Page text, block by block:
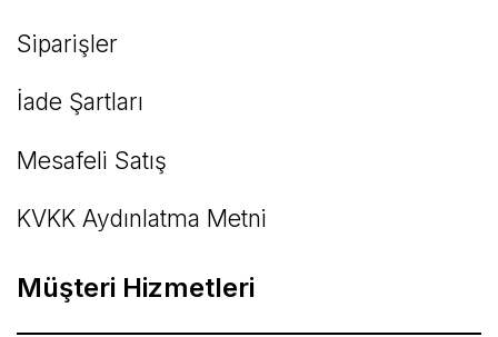
Siparişler
İade Şartları
Mesafeli Satış
KVKK Aydınlatma Metni
Müşteri Hizmetleri